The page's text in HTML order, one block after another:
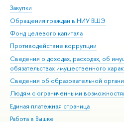
Закупки
Обращения граждан в НИУ ВШЭ
Фонд целевого капитала
Противодействие коррупции
Сведения о доходах, расходах, об
обязательствах имущественного
Сведения об образовательной
Людям с ограниченными
Единая платежная страница
Работа в Вышке